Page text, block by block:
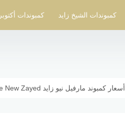
كمبوندات الشيخ زايد كمبوندات أكتوبر
أسعار كمبوند مارفيل نيو زايد Mar Ville New Zayed تفاصيل كاملة